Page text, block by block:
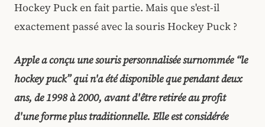
Hockey Puck en fait partie. Mais que s'est-il
exactement passé avec la souris Hockey Puck ?
Apple a conçu une souris personnalisée surnommée “le
hockey puck” qui n'a été disponible que pendant deux
ans, de 1998 à 2000, avant d'être retirée au profit
d'une forme plus traditionnelle. Elle est considérée